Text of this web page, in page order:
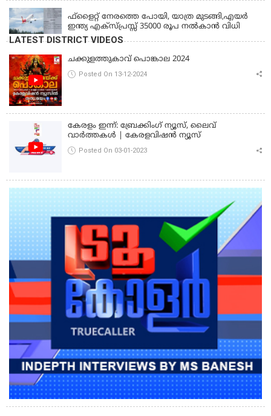
ഫ്ളൈറ്റ് നേരത്തെ പോയി, യാത്ര മുടങ്ങി,എയർ
ഇന്ത്യ എക്സ്പ്രസ്സ് 35000 രൂപ നൽകാൻ വിധി
LATEST DISTRICT VIDEOS
ചക്കുളത്തുകാവ് പൊങ്കാല 2024
Posted On 13-12-2024
കേരളം ഇന്ന്: ബ്രേക്കിംഗ് ന്യൂസ്, ലൈവ്
വാർത്തകൾ | കേരളവിഷൻ ന്യൂസ്
Posted On 03-01-2023